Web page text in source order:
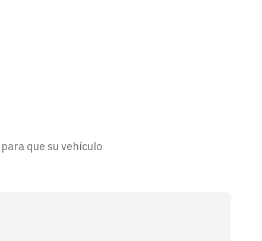
que su vehículo